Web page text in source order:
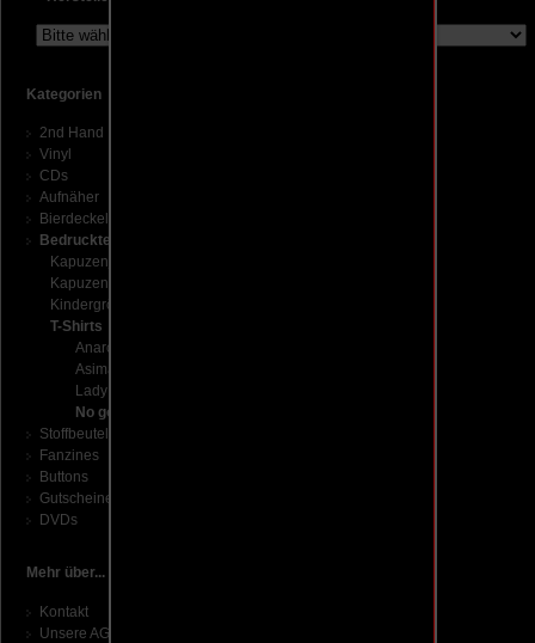
Kategorien
2nd Hand
Vinyl
CDs
Aufnäher
Bierdeckel-Sets
Bedruckte Textilien
Kapuzenjacken
Kapuzenpullis
Kindergrößen
T-Shirts
Anarchy - It starts between you and me
Asimatrix
Lady of Cookies - Against capitalism
No gods no masters
Stoffbeutel
Fanzines
Buttons
Gutscheine
DVDs
Mehr über...
Kontakt
Unsere AGB